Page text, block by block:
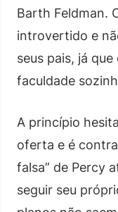
Barth Feldman.
introvertido e
seus pais, já
faculdade
A princípio
oferta e é
falsa” de Percy
seguir seu